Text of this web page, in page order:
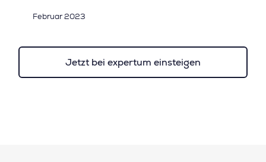
Februar 2023
Jetzt bei expertum einsteigen